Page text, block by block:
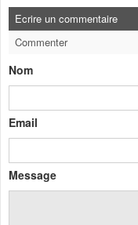
Ecrire un commentaire
Commenter
Nom
Email
Message